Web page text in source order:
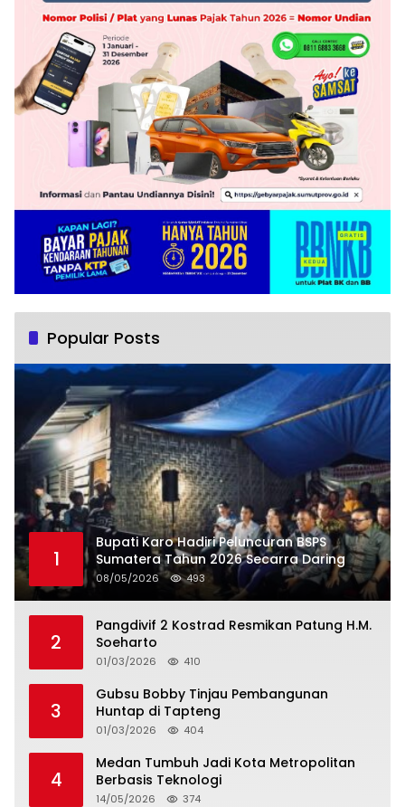
Popular Posts
1
Bupati Karo Hadiri Peluncuran BSPS
Sumatera Tahun 2026 Secarra Daring
08/05/2026 493
2
Pangdivif 2 Kostrad Resmikan Patung H.M.
Soeharto
01/03/2026 410
3
Gubsu Bobby Tinjau Pembangunan
Huntap di Tapteng
01/03/2026 404
4
Medan Tumbuh Jadi Kota Metropolitan
Berbasis Teknologi
14/05/2026 374